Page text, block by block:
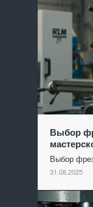
Выбор
Выбор
31.08.2025